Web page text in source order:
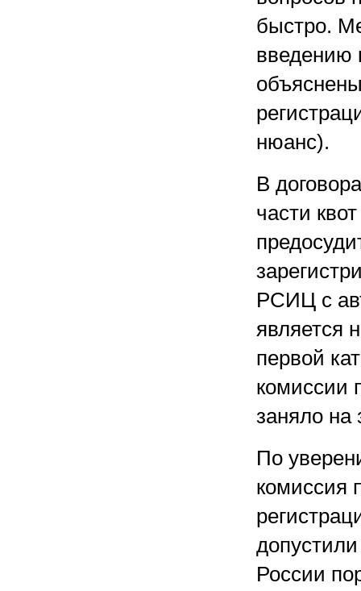
быстро.
введению
нюанс).
В
части
РСИЦ с
является
первой
комиссии
заняло на
По
комиссия
России